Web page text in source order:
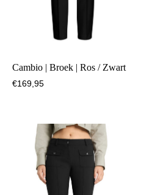
Cambio | Broek | Ros / Zwart
€169,95